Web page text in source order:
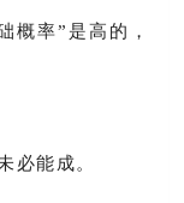
概率”是高的，
必能成。